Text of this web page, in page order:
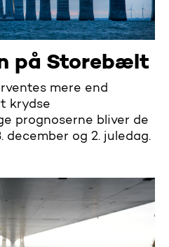
på Storebælt
mere end
krydse
prognoserne bliver de
december og 2. juledag.